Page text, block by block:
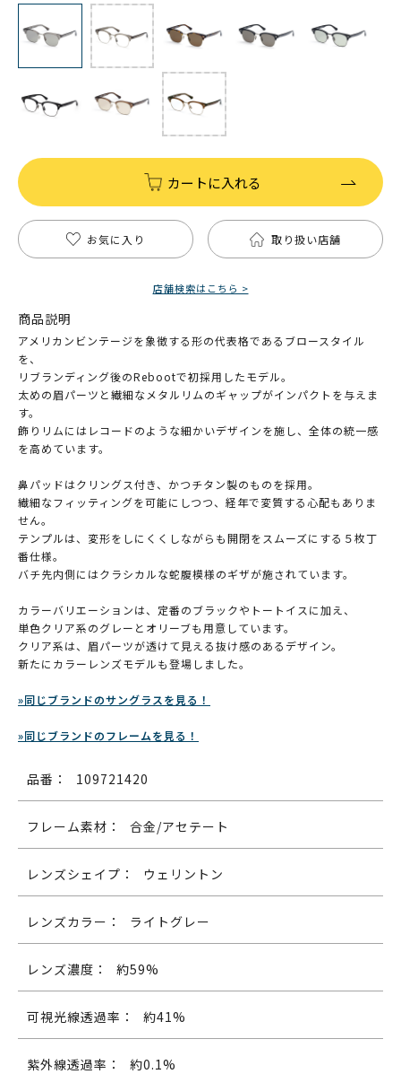
カートに入れる
お気に入り 取り扱い店舗
店舗検索はこちら >
商品説明
アメリカンビンテージを象徴する形の代表格であるブロースタイル
を、
リブランディング後のRebootで初採用したモデル。
太めの眉パーツと繊細なメタルリムのギャップがインパクトを与えま
す。
飾りリムにはレコードのような細かいデザインを施し、全体の統一感
を高めています。
鼻パッドはクリングス付き、かつチタン製のものを採用。
繊細なフィッティングを可能にしつつ、経年で変質する心配もありま
せん。
テンプルは、変形をしにくくしながらも開閉をスムーズにする５枚丁
番仕様。
バチ先内側にはクラシカルな蛇腹模様のギザが施されています。
カラーバリエーションは、定番のブラックやトートイスに加え、
単色クリア系のグレーとオリーブも用意しています。
クリア系は、眉パーツが透けて見える抜け感のあるデザイン。
新たにカラーレンズモデルも登場しました。
»同じブランドのサングラスを見る！
»同じブランドのフレームを見る！
品番： 109721420
フレーム素材： 合金/アセテート
レンズシェイプ： ウェリントン
レンズカラー： ライトグレー
レンズ濃度： 約59%
可視光線透過率： 約41%
紫外線透過率： 約0.1%